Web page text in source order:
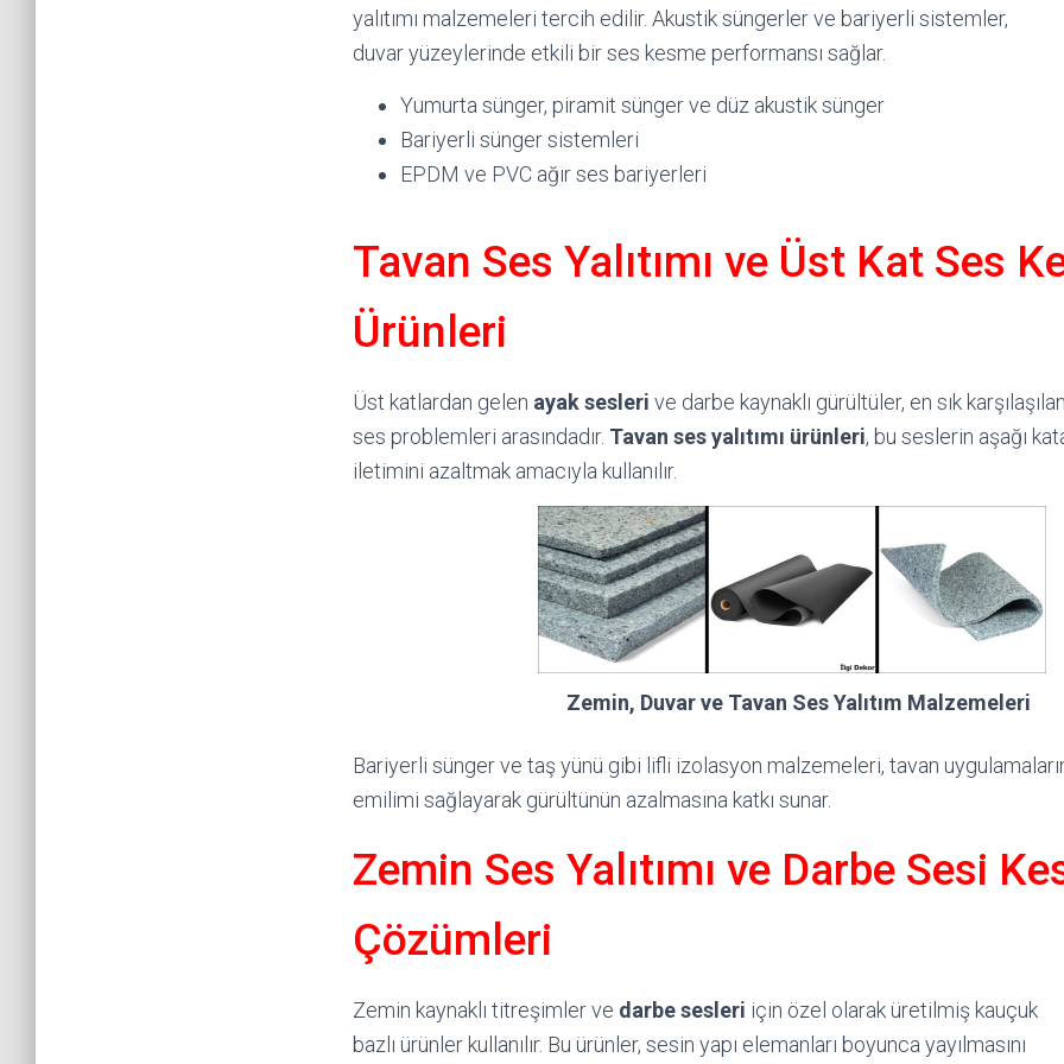
yalıtımı malzemeleri tercih edilir. Akustik süngerler ve bariyerli sistemler,
duvar yüzeylerinde etkili bir ses kesme performansı sağlar.
Yumurta sünger, piramit sünger ve düz akustik sünger
Bariyerli sünger sistemleri
EPDM ve PVC ağır ses bariyerleri
Tavan Ses Yalıtımı ve Üst Kat Ses
Ürünleri
Üst katlardan gelen ayak sesleri ve darbe kaynaklı gürültüler, en sık karşılaşılan
ses problemleri arasındadır. Tavan ses yalıtımı ürünleri, bu seslerin aşağı
iletimini azaltmak amacıyla kullanılır.
Zemin, Duvar ve Tavan Ses Yalıtım Malzemeleri
Bariyerli sünger ve taş yünü gibi lifli izolasyon malzemeleri, tavan
emilimi sağlayarak gürültünün azalmasına katkı sunar.
Zemin Ses Yalıtımı ve Darbe Sesi
Çözümleri
Zemin kaynaklı titreşimler ve darbe sesleri için özel olarak üretilmiş kauçuk
bazlı ürünler kullanılır. Bu ürünler, sesin yapı elemanları boyunca yayılmasını